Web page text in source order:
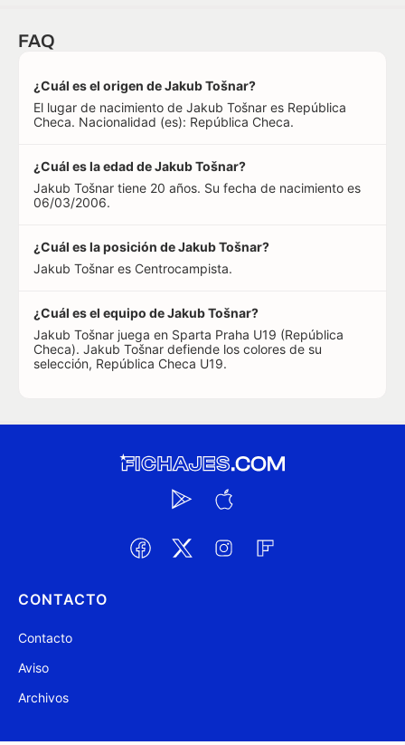
FAQ
¿Cuál es el origen de Jakub Tošnar?
El lugar de nacimiento de Jakub Tošnar es República
Checa. Nacionalidad (es): República Checa.
¿Cuál es la edad de Jakub Tošnar?
Jakub Tošnar tiene 20 años. Su fecha de nacimiento es
06/03/2006.
¿Cuál es la posición de Jakub Tošnar?
Jakub Tošnar es Centrocampista.
¿Cuál es el equipo de Jakub Tošnar?
Jakub Tošnar juega en Sparta Praha U19 (República
Checa). Jakub Tošnar defiende los colores de su
selección, República Checa U19.
CONTACTO
Contacto
Aviso
Archivos